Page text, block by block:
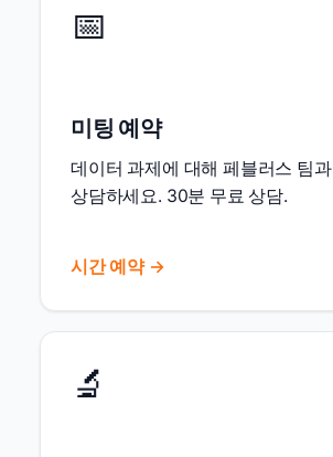
📅
미팅 예약
데이터 과제에 대해 페블러스 팀과
상담하세요. 30분 무료 상담.
시간 예약 →
🔬